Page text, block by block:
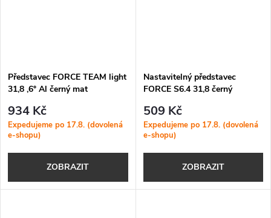
Představec FORCE TEAM light
31,8 ,6° Al černý mat
934 Kč
Expedujeme po 17.8. (dovolená
e-shopu)
ZOBRAZIT
Nastavitelný představec
FORCE S6.4 31,8 černý
509 Kč
Expedujeme po 17.8. (dovolená
e-shopu)
ZOBRAZIT